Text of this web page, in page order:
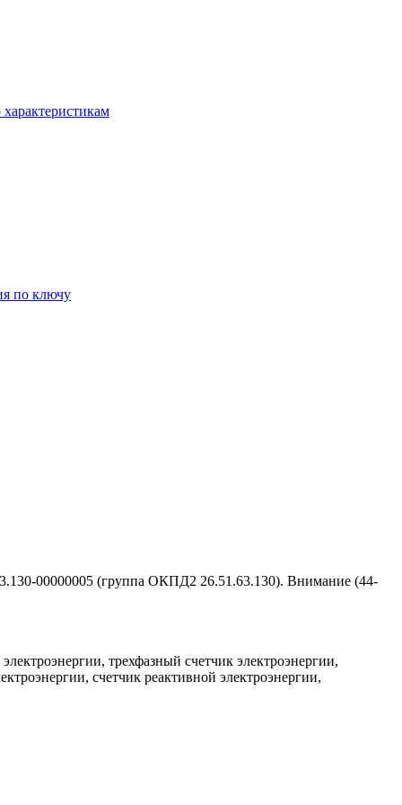
по ключу
00000005 (группа ОКПД2 26.51.63.130). Внимание (44-
трехфазный счетчик электроэнергии,
счетчик реактивной электроэнергии,